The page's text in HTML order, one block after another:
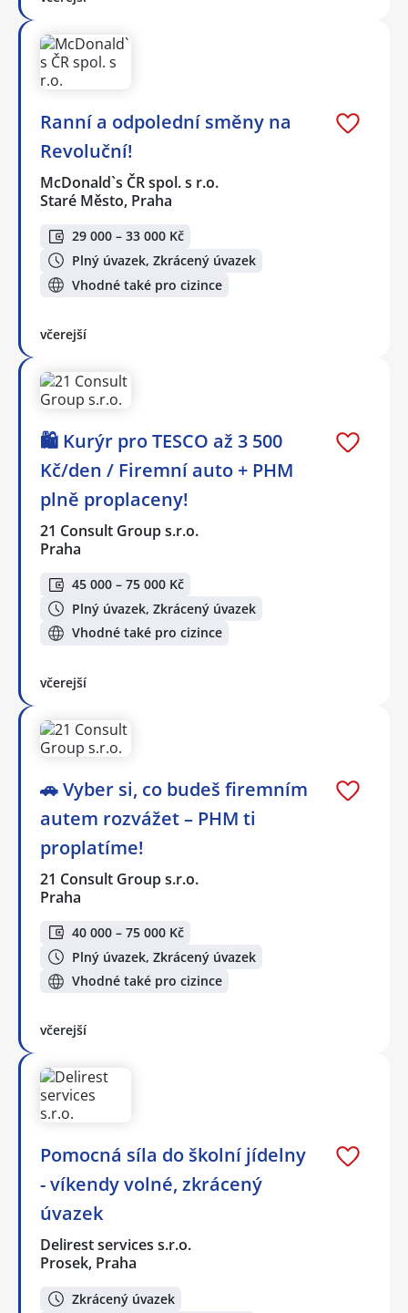
Ranní a odpolední směny na
Revoluční!
McDonald`s ČR spol. s r.o.
Staré Město, Praha
29 000 – 33 000 Kč
Plný úvazek, Zkrácený úvazek
Vhodné také pro cizince
včerejší
🛍️ Kurýr pro TESCO až 3 500
Kč/den / Firemní auto + PHM
plně proplaceny!
21 Consult Group s.r.o.
Praha
45 000 – 75 000 Kč
Plný úvazek, Zkrácený úvazek
Vhodné také pro cizince
včerejší
🚗 Vyber si, co budeš firemním
autem rozvážet – PHM ti
proplatíme!
21 Consult Group s.r.o.
Praha
40 000 – 75 000 Kč
Plný úvazek, Zkrácený úvazek
Vhodné také pro cizince
včerejší
Pomocná síla do školní jídelny
- víkendy volné, zkrácený
úvazek
Delirest services s.r.o.
Prosek, Praha
Zkrácený úvazek